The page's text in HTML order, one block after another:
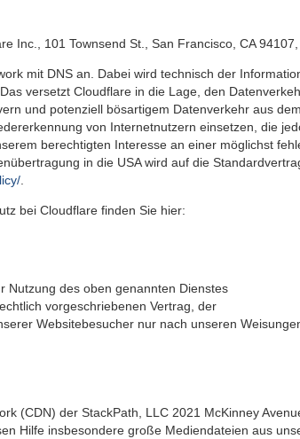
Inc., 101 Townsend St., San Francisco, CA
mit DNS an. Dabei wird technisch der
versetzt Cloudflare in die Lage, den
und potenziell bösartigem Datenverkehr aus
von Internetnutzern einsetzen, die
berechtigten Interesse an einer möglichst
in die USA wird auf die
bei Cloudflare finden Sie hier:
Nutzung des oben genannten Dienstes
vorgeschriebenen Vertrag, der
Websitebesucher nur nach unseren
(CDN) der StackPath, LLC 2021 McKinney
Hilfe insbesondere große Mediendateien aus